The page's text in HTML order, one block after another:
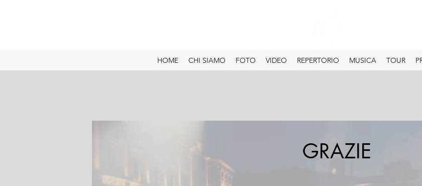
HOME CHI SIAMO FOTO VIDEO REPERTORIO MUSICA TOUR
GRAZIE